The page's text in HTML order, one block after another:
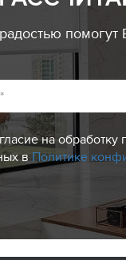
*
на обработку
вПолитике